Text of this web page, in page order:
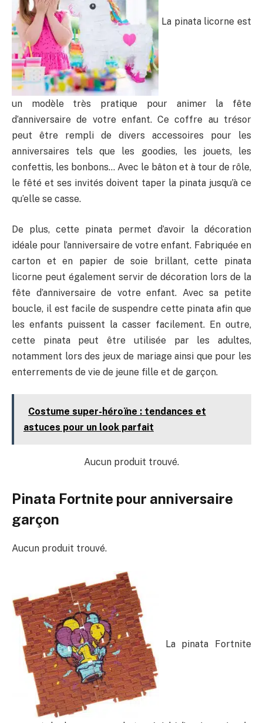
La pinata licorne est
un modèle très pratique pour animer la fête
d’anniversaire de votre enfant. Ce coffre au trésor
peut être rempli de divers accessoires pour les
anniversaires tels que les goodies, les jouets, les
confettis, les bonbons… Avec le bâton et à tour de rôle,
le fêté et ses invités doivent taper la pinata jusqu’à ce
qu’elle se casse.
De plus, cette pinata permet d’avoir la décoration
idéale pour l’anniversaire de votre enfant. Fabriquée en
carton et en papier de soie brillant, cette pinata
licorne peut également servir de décoration lors de la
fête d’anniversaire de votre enfant. Avec sa petite
boucle, il est facile de suspendre cette pinata afin que
les enfants puissent la casser facilement. En outre,
cette pinata peut être utilisée par les adultes,
notamment lors des jeux de mariage ainsi que pour les
enterrements de vie de jeune fille et de garçon.
Costume super-héroïne : tendances et
astuces pour un look parfait
Aucun produit trouvé.
Pinata Fortnite pour anniversaire
garçon
Aucun produit trouvé.
La pinata Fortnite